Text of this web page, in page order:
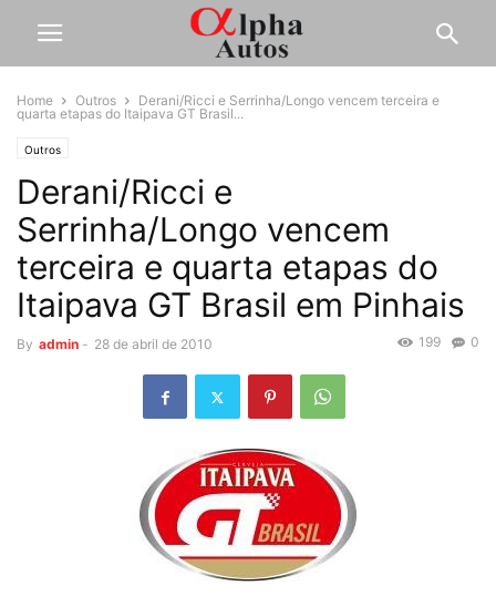
Home Outros
Derani/Ricci e Serrinha/Longo vencem terceira e
quarta etapas do Itaipava GT Brasil...
Outros
Derani/Ricci e
Serrinha/Longo vencem
terceira e quarta etapas do
Itaipava GT Brasil em Pinhais
By admin - 28 de abril de 2010 0
199